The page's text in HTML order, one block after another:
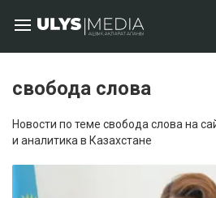
свобода слова
Новости по теме свобода слова на
и аналитика в Казахстане